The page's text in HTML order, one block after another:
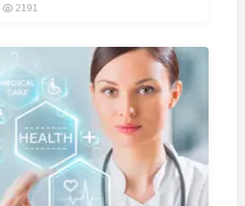
2191